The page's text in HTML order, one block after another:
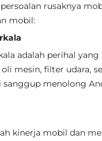
rusaknya
mobil:
adalah perihal
mesin, filter udara,
sanggup menolong
kinerja mobil dan